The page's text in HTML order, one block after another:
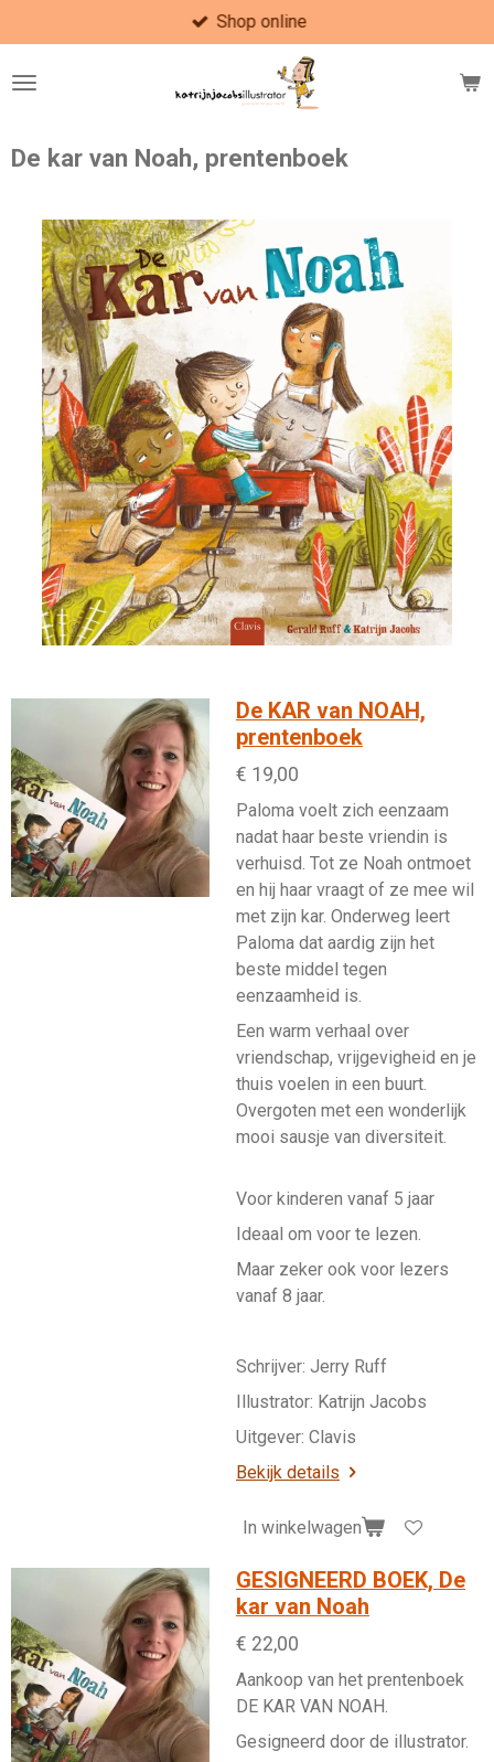
direct
naar
Shop online
De kar van Noah, prentenboek
De KAR van NOAH,
prentenboek
€ 19,00
Paloma voelt zich eenzaam
nadat haar beste vriendin is
verhuisd. Tot ze Noah ontmoet
en hij haar vraagt of ze mee wil
met zijn kar. Onderweg leert
Paloma dat aardig zijn het
beste middel tegen
eenzaamheid is.
Een warm verhaal over
vriendschap, vrijgevigheid en je
thuis voelen in een buurt.
Overgoten met een wonderlijk
mooi sausje van diversiteit.
Voor kinderen vanaf 5 jaar
Ideaal om voor te lezen.
Maar zeker ook voor lezers
vanaf 8 jaar.
Schrijver: Jerry Ruff
Illustrator: Katrijn Jacobs
Uitgever: Clavis
Bekijk details
In winkelwagen
GESIGNEERD BOEK, De
kar van Noah
€ 22,00
Aankoop van het prentenboek
DE KAR VAN NOAH.
Gesigneerd door de illustrator.